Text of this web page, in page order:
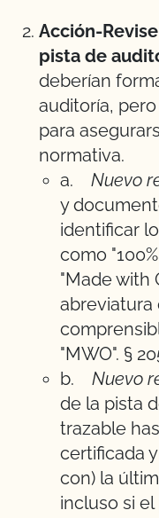
Acción-
pista de
deberían
auditoría,
para
normativa.
a. Nuevo
y
identificar
como
"Made with
"MWO". §
b.
Nuevo
de la pista
trazable
certificada
con) la
incluso si